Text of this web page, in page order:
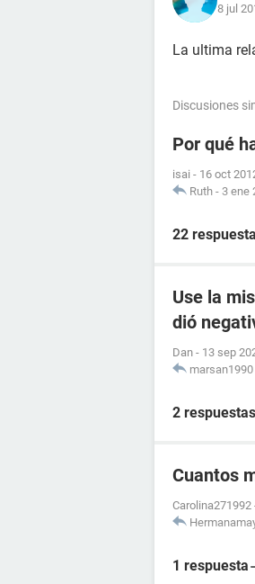
8 jul
La ultima
Discusiones
Por qué
isai - 16 oct
Ruth - 3 ene
22
Use la
dió
Dan - 13 sep
marsan1990
2 respuestas
Cuantos
Carolina271992
1 respuesta